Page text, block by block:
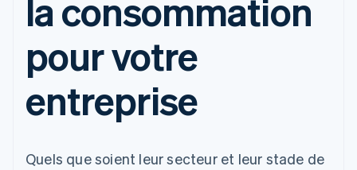
la consommation
pour votre
entreprise
Quels que soient leur secteur et leur stade de